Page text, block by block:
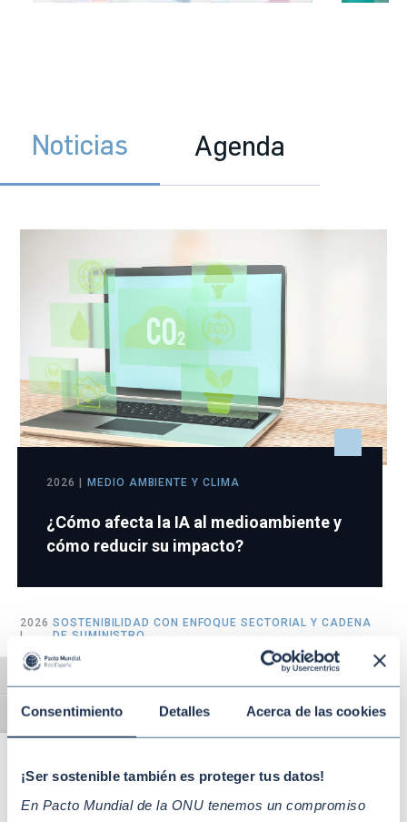
Consentimiento Detalles Acerca de las cookies
¡Ser sostenible también es proteger tus datos!
En Pacto Mundial de la ONU tenemos un compromiso
Alternar tamaño de letra
Noticias
2026 | MEDIO AMBIENTE Y CLIMA
¿Cómo afecta la IA al medioambiente y
cómo reducir su impacto?
2026
|
SOSTENIBILIDAD CON ENFOQUE SECTORIAL Y CADENA
DE SUMINISTRO
¿Qué es la diligencia debida en sostenibilidad
empresarial y cómo aplicarla?
Hoy en día, la diligencia …
2026 | GESTIÓN EMPRESARIAL SOSTENIBLE
Resiliencia empresarial y geopolítica: cómo
Agenda